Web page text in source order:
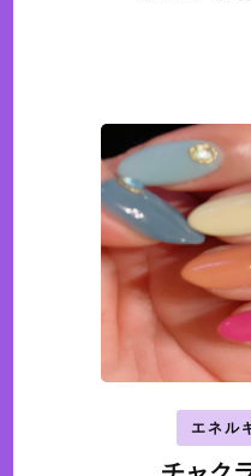
エネル